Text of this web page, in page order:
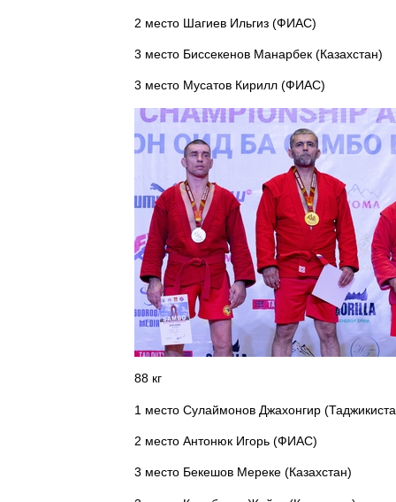
2 место Шагиев Ильгиз (ФИАС)
3 место Биссекенов Манарбек (Казахстан)
3 место Мусатов Кирилл (ФИАС)
88 кг
1 место Сулаймонов Джахонгир
2 место Антонюк Игорь (ФИАС)
3 место Бекешов Мереке (Казахстан)